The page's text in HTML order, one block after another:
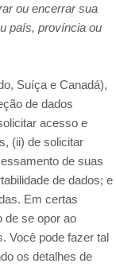
ou encerrar sua
país, província ou
Suíça e Canadá),
de dados
acesso e
(ii) de solicitar
de suas
de dados; e
Em certas
de se opor ao
Você pode fazer tal
os detalhes de